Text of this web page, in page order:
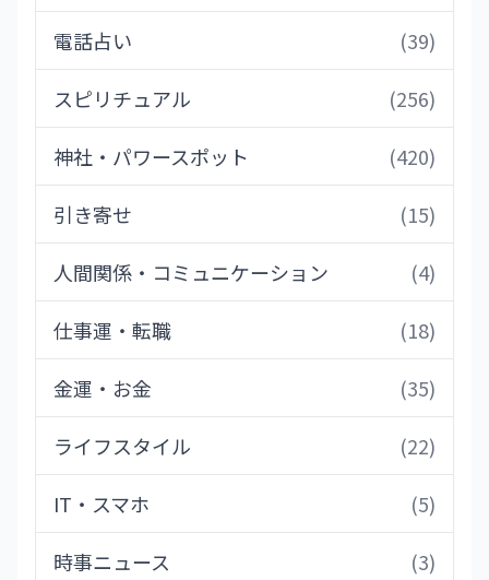
電話占い (39)
スピリチュアル (256)
神社・パワースポット (420)
引き寄せ (15)
人間関係・コミュニケーション (4)
仕事運・転職 (18)
金運・お金 (35)
ライフスタイル (22)
IT・スマホ (5)
時事ニュース (3)